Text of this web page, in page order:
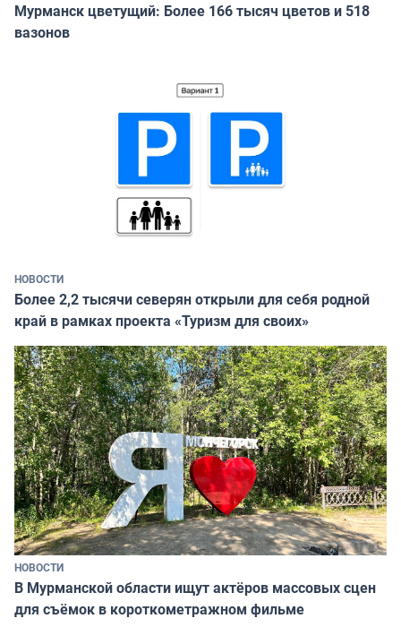
Мурманск цветущий: Более 166 тысяч цветов и 518
вазонов
НОВОСТИ
Более 2,2 тысячи северян открыли для себя родной
край в рамках проекта «Туризм для своих»
НОВОСТИ
В Мурманской области ищут актёров массовых сцен
для съёмок в короткометражном фильме